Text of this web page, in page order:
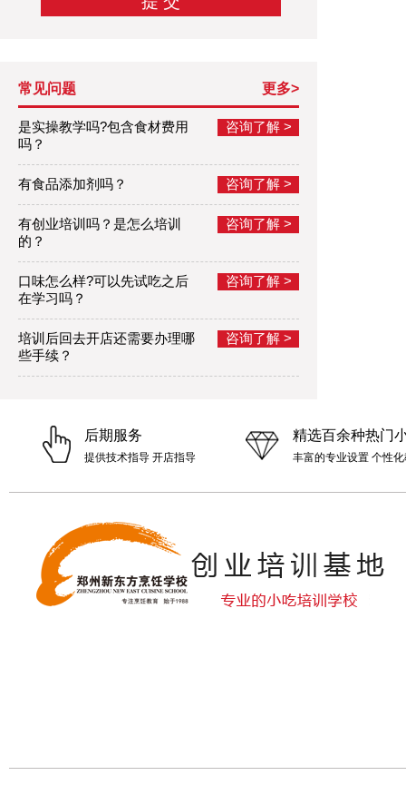
常见问题 更多>
是实操教学吗?包含食材费用
吗？
咨询了解 >
有食品添加剂吗？ 咨询了解 >
有创业培训吗？是怎么培训
的？
咨询了解 >
口味怎么样?可以先试吃之后
在学习吗？
咨询了解 >
培训后回去开店还需要办理哪
些手续？
咨询了解 >
后期服务
提供技术指导 开店指导
精选百余种热门
丰富的专业设置 个性